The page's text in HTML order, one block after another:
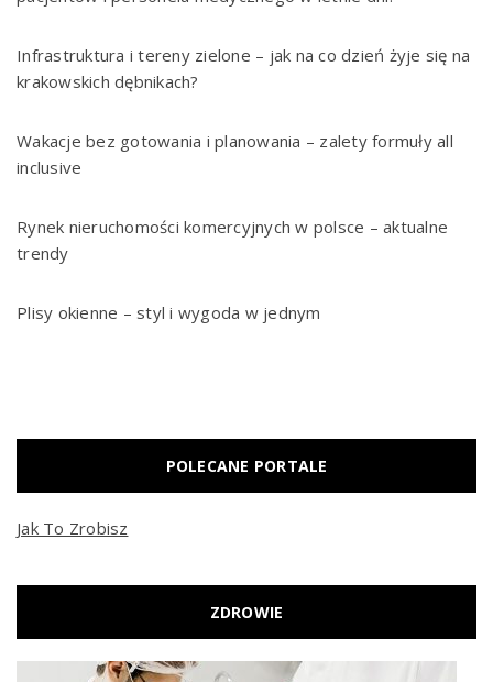
Infrastruktura i tereny zielone – jak na co dzień żyje się na
krakowskich dębnikach?
Wakacje bez gotowania i planowania – zalety formuły all
inclusive
Rynek nieruchomości komercyjnych w polsce – aktualne
trendy
Plisy okienne – styl i wygoda w jednym
POLECANE PORTALE
Jak To Zrobisz
ZDROWIE